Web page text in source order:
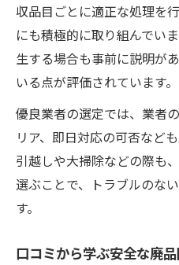
収品目ごとに適正な処理を
にも積極的に取り組んでい
生する場合も事前に説明が
いる点が評価されています。
優良業者の選定では、業者
リア、即日対応の可否など
引越しや大掃除などの際も
選ぶことで、トラブルのな
す。
口コミから学ぶ安全な廃